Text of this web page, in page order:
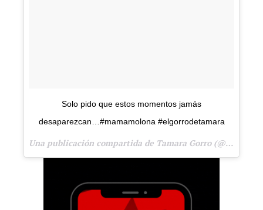
Solo pido que estos momentos jamás
desaparezcan…#mamamolona #elgorrodetamara
Una publicación compartida de Tamara Gorro (@tamara_gorro) el